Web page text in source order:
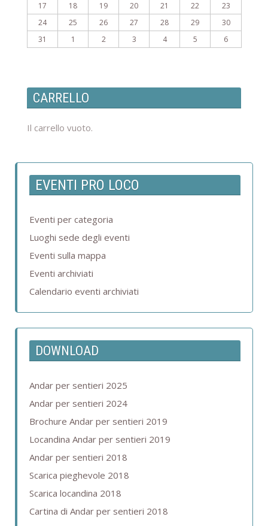
17
18 19 20 21 22
23
24
25 26 27 28 29
30
31
1 2 3 4 5 6
CARRELLO
Il carrello vuoto.
EVENTI PRO LOCO
Eventi per categoria
Luoghi sede degli eventi
Eventi sulla mappa
Eventi archiviati
Calendario eventi archiviati
DOWNLOAD
Andar per sentieri 2025
Andar per sentieri 2024
Brochure Andar per sentieri 2019
Locandina Andar per sentieri 2019
Andar per sentieri 2018
Scarica pieghevole 2018
Scarica locandina 2018
Cartina di Andar per sentieri 2018